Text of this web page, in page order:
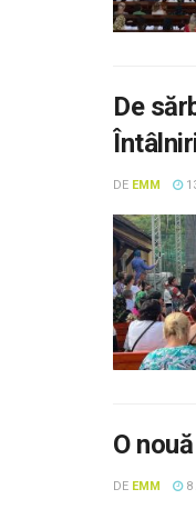
De
DE EMM
O
DE EMM 8